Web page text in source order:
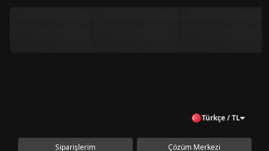
Türkçe / TL
Siparişlerim Çözüm Merkezi